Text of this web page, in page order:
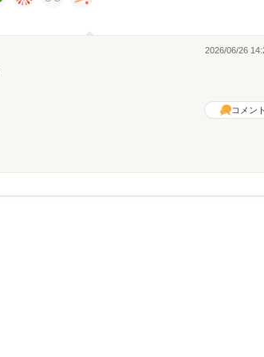
2026/06/26
コメン